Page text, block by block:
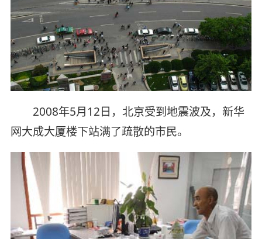
2008年5月12日，北京受到地震波及，新华
网大成大厦楼下站满了疏散的市民。